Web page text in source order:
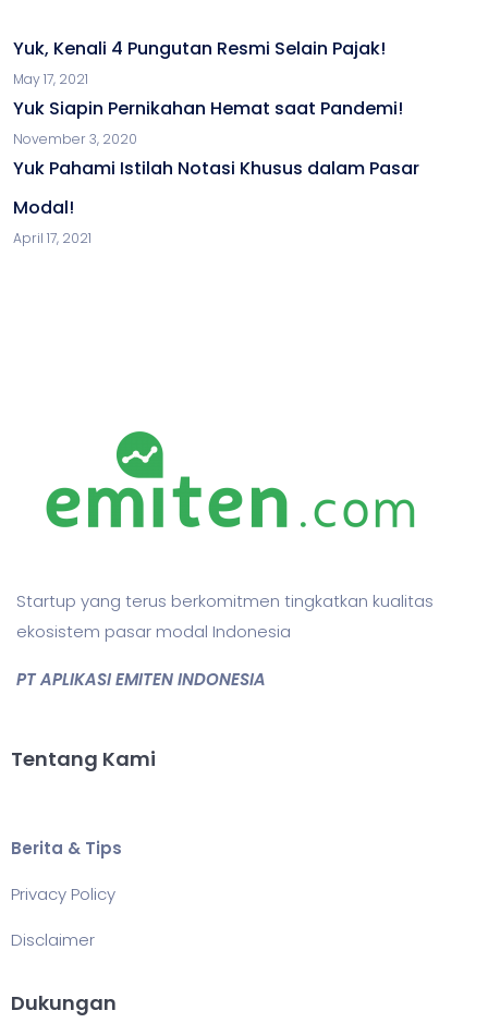
Yuk, Kenali 4 Pungutan Resmi Selain Pajak!
May 17, 2021
Yuk Siapin Pernikahan Hemat saat Pandemi!
November 3, 2020
Yuk Pahami Istilah Notasi Khusus dalam Pasar
Modal!
April 17, 2021
Startup yang terus berkomitmen tingkatkan kualitas
ekosistem pasar modal Indonesia
PT APLIKASI EMITEN INDONESIA
Tentang Kami
Berita & Tips
Privacy Policy
Disclaimer
Dukungan